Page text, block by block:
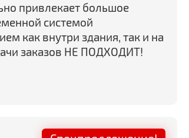
привлекает большое
системой
как внутри здания, так и на
заказов НЕ ПОДХОДИТ!